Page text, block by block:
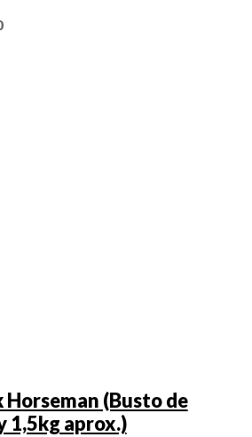
Horseman (Busto de
1,5kg aprox.)